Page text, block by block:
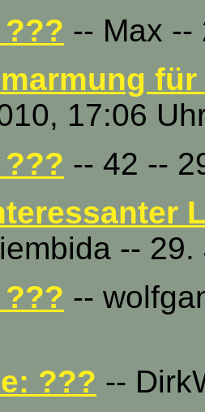
??? -- Max --
für
17:06
??? -- 42 --
--
??? --
??? --